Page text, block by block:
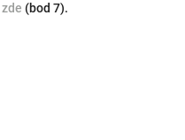
zde (bod 7).